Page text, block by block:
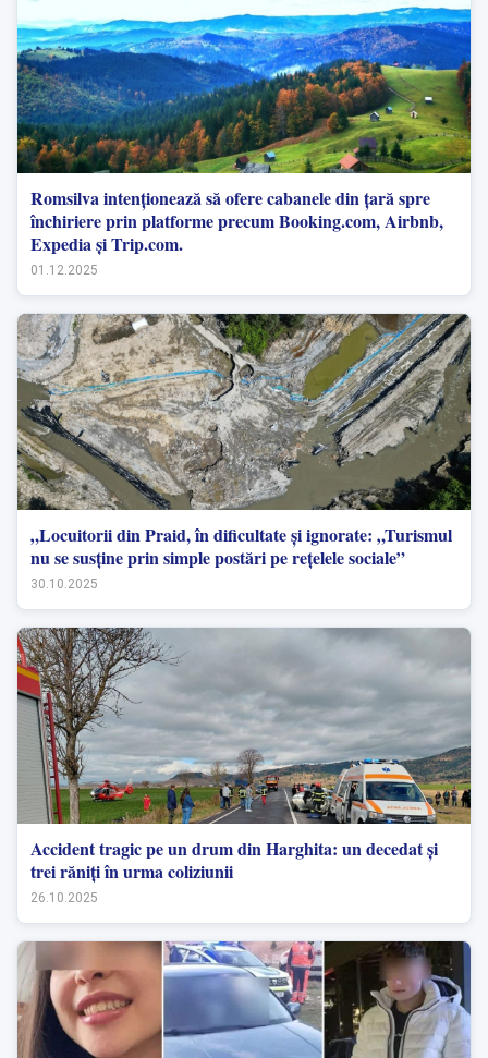
Romsilva intenționează să ofere cabanele din țară spre
închiriere prin platforme precum Booking.com, Airbnb,
Expedia și Trip.com.
01.12.2025
„Locuitorii din Praid, în dificultate și ignorate: „Turismul
nu se susține prin simple postări pe rețelele sociale”
30.10.2025
Accident tragic pe un drum din Harghita: un decedat și
trei răniți în urma coliziunii
26.10.2025